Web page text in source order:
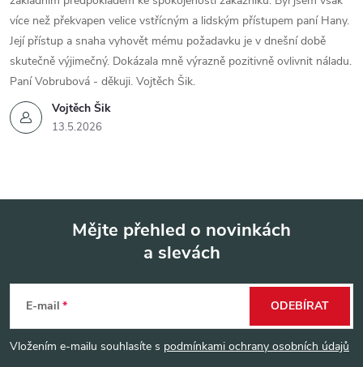
Vojtěch Šik
13.5.2026
více než překvapen velice vstřícným a lidským přístupem paní Hany.
Její přístup a snaha vyhovět mému požadavku je v dnešní době
skutečně výjimečný. Dokázala mně výrazně pozitivně ovlivnit náladu.
Paní Vobrubová - děkuji. Vojtěch Šik.
p
Mějte přehled o novinkách
a slevách
E-mail
Vložením e-mailu souhlasíte s podmínkami ochrany osobních údajů
ODEBÍRAT